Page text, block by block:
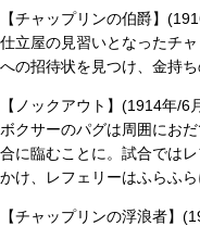
【チャップリンの伯爵】
仕立屋の見習いとなったチ
への招待状を見つけ、金持
【ノックアウト】(1914年/
ボクサーのパグは周囲にお
合に臨むことに。試合では
かけ、レフェリーはふらふら
【チャップリンの浮浪者】